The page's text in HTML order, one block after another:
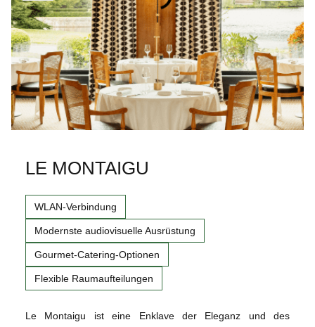
LE MONTAIGU
WLAN-Verbindung
Modernste audiovisuelle Ausrüstung
Gourmet-Catering-Optionen
Flexible Raumaufteilungen
Le Montaigu ist eine Enklave der Eleganz und des